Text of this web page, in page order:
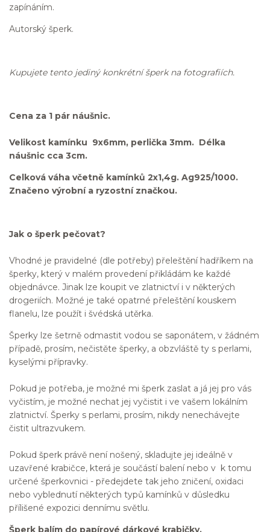
zapínáním.
Autorský šperk.
Kupujete tento jediný konkrétní šperk na fotografiích.
Cena za 1 pár náušnic.
Velikost kamínku 9x6mm, perlička 3mm. Délka
náušnic cca 3cm.
Celková váha včetně kamínků 2x1,4g. Ag925/1000.
Značeno výrobní a ryzostní značkou.
Jak o šperk pečovat?
Vhodné je pravidelné (dle potřeby) přeleštění hadříkem na
šperky, který v malém provedení přikládám ke každé
objednávce. Jinak lze koupit ve zlatnictví i v některých
drogeriích. Možné je také opatrné přeleštění kouskem
flanelu, lze použít i švédská utěrka.
Šperky lze šetrně odmastit vodou se saponátem, v žádném
případě, prosím, nečistěte šperky, a obzvláště ty s perlami,
kyselými přípravky.
Pokud je potřeba, je možné mi šperk zaslat a já jej pro vás
vyčistím, je možné nechat jej vyčistit i ve vašem lokálním
zlatnictví. Šperky s perlami, prosím, nikdy nenechávejte
čistit ultrazvukem.
Pokud šperk právě není nošený, skladujte jej ideálně v
uzavřené krabičce, která je součástí balení nebo v k tomu
určené šperkovnici - předejdete tak jeho zničení, oxidaci
nebo vyblednutí některých typů kamínků v důsledku
přílišené expozici dennímu světlu.
Šperk balím do papírové dárkové krabičky,